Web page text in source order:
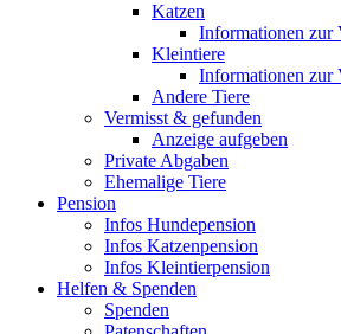
Katzen
Informationen zur
Kleintiere
Informationen zur
Andere Tiere
Vermisst & gefunden
Anzeige aufgeben
Private Abgaben
Ehemalige Tiere
Pension
Infos Hundepension
Infos Katzenpension
Infos Kleintierpension
Helfen & Spenden
Spenden